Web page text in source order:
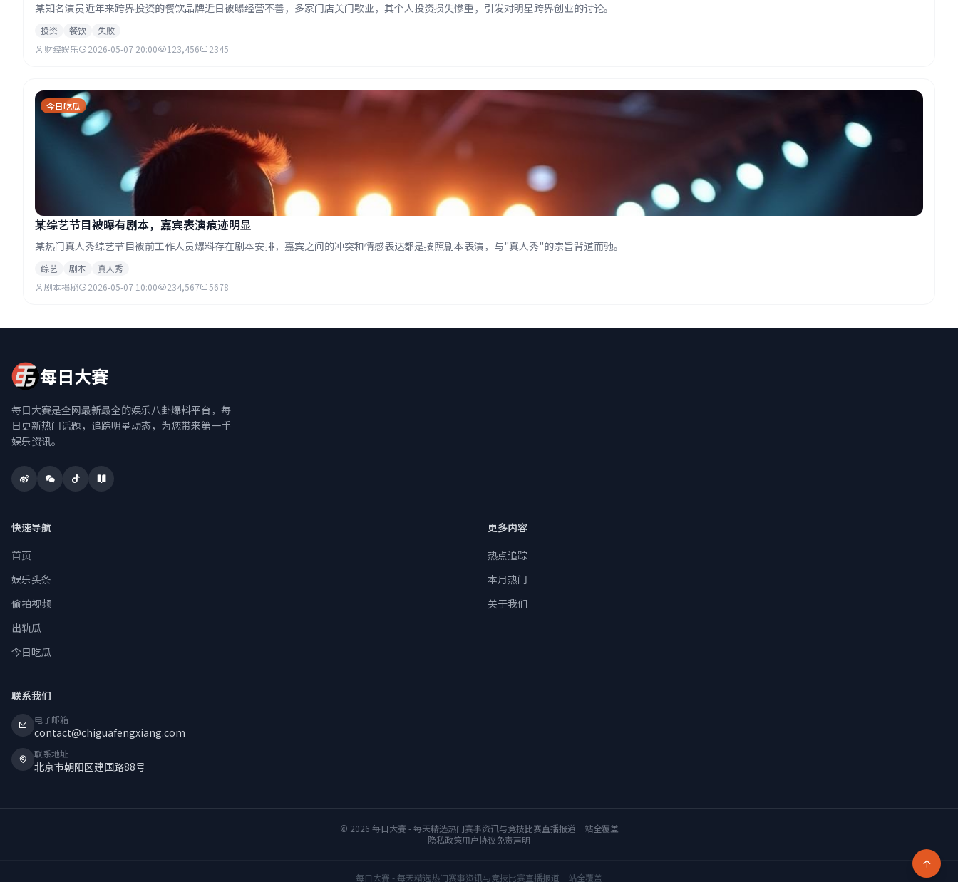
某知名演员近年来跨界投资的餐饮品牌近日被曝经营不善，多家门店关门歇业，其个人投资损失惨重，引发对明星跨界创业的讨论。
投资 餐饮
失败
财经娱乐
2026-05-07 20:00 123,456 2345
今日吃瓜
某综艺节目被曝有剧本，嘉宾表演痕迹明显
某热门真人秀综艺节目被前工作人员爆料存在剧本安排，嘉宾之间的冲突和情感表达都是按照剧本表演，与"真人秀"的宗旨背道而驰。
综艺 剧本
真人秀
剧本揭秘
2026-05-07 10:00 234,567 5678
每日大賽
每日大賽是全网最新最全的娱乐八卦爆料平台，每
日更新热门话题，追踪明星动态，为您带来第一手
娱乐资讯。
快速导航
首页
娱乐头条
偷拍视频
出轨瓜
今日吃瓜
更多内容
热点追踪
本月热门
关于我们
联系我们
电子邮箱
contact@chiguafengxiang.com
联系地址
北京市朝阳区建国路88号
© 2026 每日大賽 - 每天精选热门赛事资讯与竞技比赛直播报道一站全覆盖
隐私政策用户协议免责声明
每日大賽 - 每天精选热门赛事资讯与竞技比赛直播报道一站全覆盖